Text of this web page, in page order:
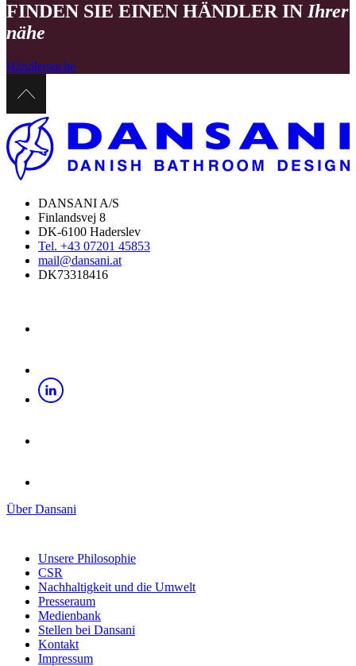
FINDEN SIE EINEN HÄNDLER IN Ihrer
nähe
Händlersuche
DANSANI A/S
Finlandsvej 8
DK-6100 Haderslev
Tel. +43 07201 45853
mail@dansani.at
DK73318416
Über Dansani
Unsere Philosophie
CSR
Nachhaltigkeit und die Umwelt
Presseraum
Medienbank
Stellen bei Dansani
Kontakt
Impressum